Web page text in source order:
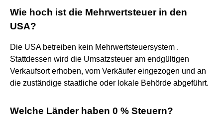
Wie hoch ist die Mehrwertsteuer in den
USA?
Die USA betreiben kein Mehrwertsteuersystem .
Stattdessen wird die Umsatzsteuer am endgültigen
Verkaufsort erhoben, vom Verkäufer eingezogen und an
die zuständige staatliche oder lokale Behörde abgeführt.
Welche Länder haben 0 % Steuern?